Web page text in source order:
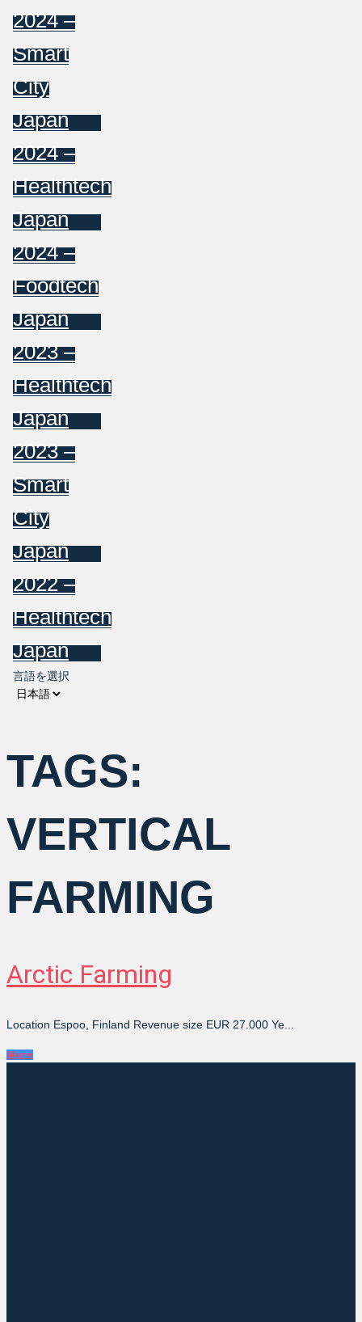
2024 –
Smart
City
Japan
2024 –
Healthtech
Japan
2024 –
Foodtech
Japan
2023 –
Healthtech
Japan
2023 –
Smart
City
Japan
2022 –
Healthtech
Japan
言語を選択
TAGS:
VERTICAL
FARMING
Arctic Farming
Location Espoo, Finland Revenue size EUR 27.000 Ye...
More